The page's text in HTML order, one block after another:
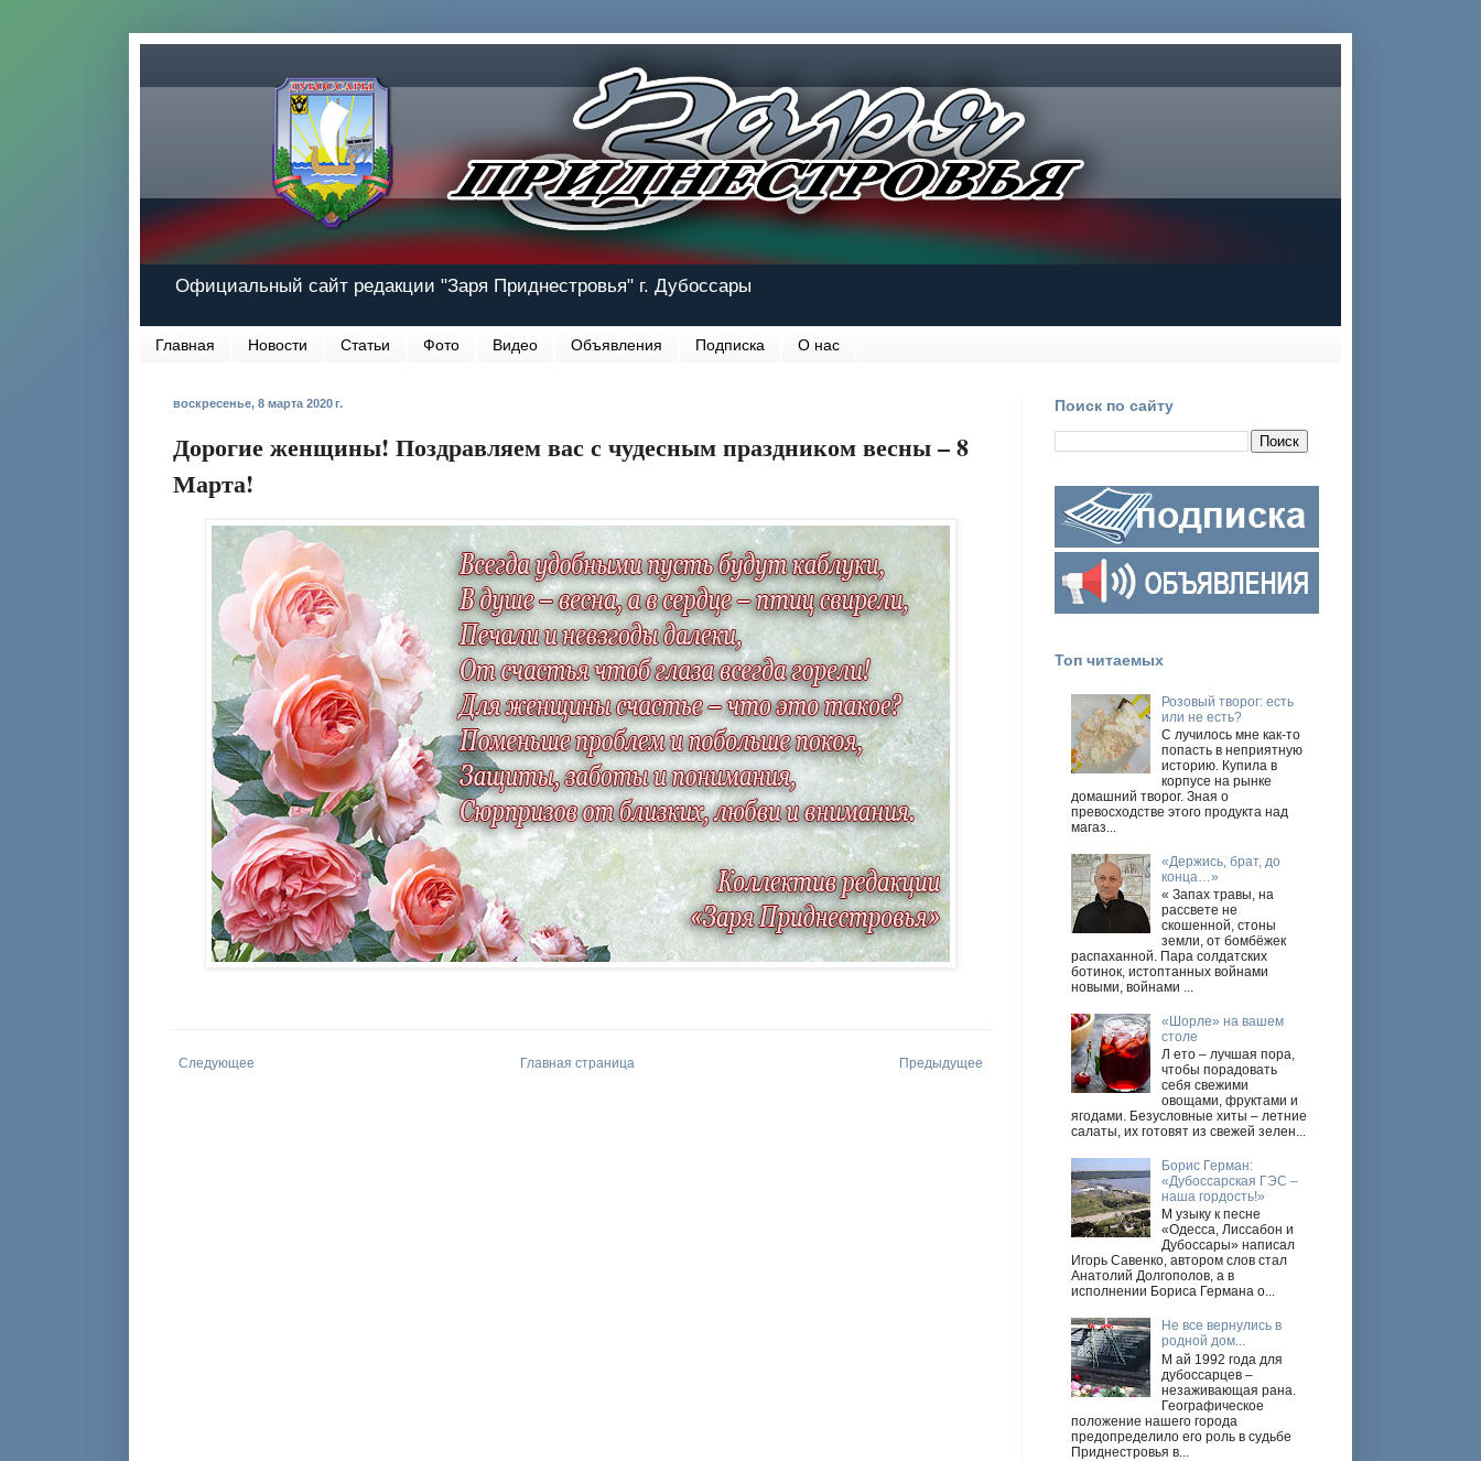
Официальный сайт редакции "Заря Приднестровья" г. Дубоссары
Главная Новости Статьи Фото Видео Объявления Подписка О нас
воскресенье, 8 марта 2020 г.
Дорогие женщины! Поздравляем вас с чудесным праздником весны – 8
Марта!
Следующее Предыдущее
Главная страница
Поиск по сайту
Топ читаемых
Розовый творог: есть
или не есть?
С лучилось мне как-то
попасть в неприятную
историю. Купила в
корпусе на рынке
домашний творог. Зная о
превосходстве этого продукта над
магаз...
«Держись, брат, до
конца…»
« Запах травы, на
рассвете не
скошенной, стоны
земли, от бомбёжек
распаханной. Пара солдатских
ботинок, истоптанных войнами
новыми, войнами ...
«Шорле» на вашем
столе
Л ето – лучшая пора,
чтобы порадовать
себя свежими
овощами, фруктами и
ягодами. Безусловные хиты – летние
салаты, их готовят из свежей зелен...
Борис Герман:
«Дубоссарская ГЭС –
наша гордость!»
М узыку к песне
«Одесса, Лиссабон и
Дубоссары» написал
Игорь Савенко, автором слов стал
Анатолий Долгополов, а в
исполнении Бориса Германа о...
Не все вернулись в
родной дом...
М ай 1992 года для
дубоссарцев –
незаживающая рана.
Географическое
положение нашего города
предопределило его роль в судьбе
Приднестровья в...